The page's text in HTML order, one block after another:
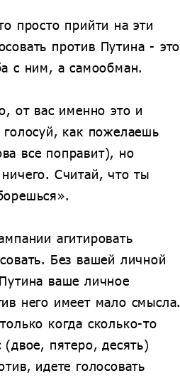
просто прийти на эти
против Путина - это
с ним, а самообман.
от вас именно это и
как пожелаешь
все поправит), но
Считай, что ты
агитировать
Без вашей личной
ваше личное
него имеет мало смысла.
когда сколько-то
пятеро, десять)
идете голосовать